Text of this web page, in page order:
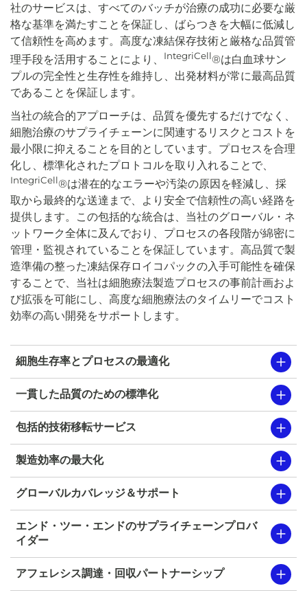
社のサービスは、すべてのバッチが治療の成功に必要な厳
格な基準を満たすことを保証し、ばらつきを大幅に低減し
て信頼性を高めます。高度な凍結保存技術と厳格な品質管
理手段を活用することにより、
IntegriCell®は白血球サン
プルの完全性と生存性を維持し、出発材料が常に最高品質
であることを保証します。
当社の統合的アプローチは、品質を優先するだけでなく、
細胞治療のサプライチェーンに関連するリスクとコストを
最小限に抑えることを目的としています。プロセスを合理
化し、標準化されたプロトコルを取り入れることで、
IntegriCell®は潜在的なエラーや汚染の原因を軽減し、採
取から最終的な送達まで、より安全で信頼性の高い経路を
提供します。この包括的な統合は、当社のグローバル・ネ
ットワーク全体に及んでおり、プロセスの各段階が綿密に
管理・監視されていることを保証しています。高品質で製
造準備の整った凍結保存ロイコパックの入手可能性を確保
することで、当社は細胞療法製造プロセスの事前計画およ
び拡張を可能にし、高度な細胞療法のタイムリーでコスト
効率の高い開発をサポートします。
細胞生存率とプロセスの最適化
一貫した品質のための標準化
包括的技術移転サービス
製造効率の最大化
グローバルカバレッジ＆サポート
エンド・ツー・エンドのサプライチェーンプロバ
イダー
アフェレシス調達・回収パートナーシップ